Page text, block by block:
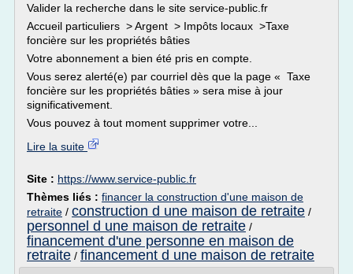
Valider la recherche dans le site service-public.fr
Accueil particuliers > Argent > Impôts locaux >Taxe
foncière sur les propriétés bâties
Votre abonnement a bien été pris en compte.
Vous serez alerté(e) par courriel dès que la page « Taxe
foncière sur les propriétés bâties » sera mise à jour
significativement.
Vous pouvez à tout moment supprimer votre...
Lire la suite
Site : https://www.service-public.fr
Thèmes liés : financer la construction d'une maison de
retraite / construction d une maison de retraite /
personnel d une maison de retraite /
financement d'une personne en maison de
retraite / financement d une maison de retraite